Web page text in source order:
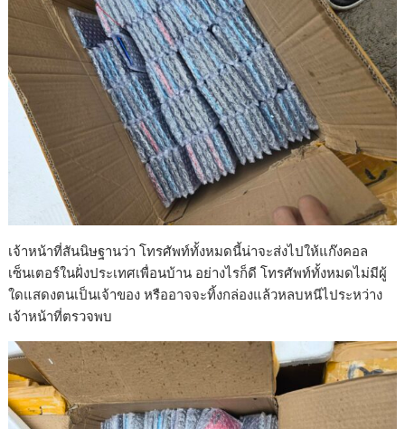
เจ้าหน้าที่สันนิษฐานว่า โทรศัพท์ทั้งหมดนี้น่าจะส่งไปให้แก๊งคอล
เซ็นเตอร์ในฝั่งประเทศเพื่อนบ้าน อย่างไรก็ดี โทรศัพท์ทั้งหมดไม่มีผู้
ใดแสดงตนเป็นเจ้าของ หรืออาจจะทิ้งกล่องแล้วหลบหนีไประหว่าง
เจ้าหน้าที่ตรวจพบ